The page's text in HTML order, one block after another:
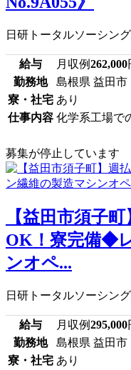
日研トータルソーシン
給与 月収例262,000
勤務地
島根県 益田市
寮・社宅 あり
仕事内容 化学系工場で
募集が停止しています
【益田市須子
OK！寮完備◆
ンオペ...
日研トータルソーシン
給与 月収例295,000
勤務地
島根県 益田市
寮・社宅 あり